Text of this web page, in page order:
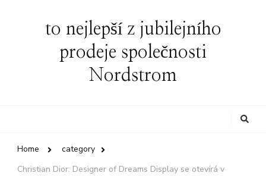
to nejlepší z jubilejního
prodeje společnosti
Nordstrom
Home
category
Christian Dior: Designer of Dreams Display se otevírá v